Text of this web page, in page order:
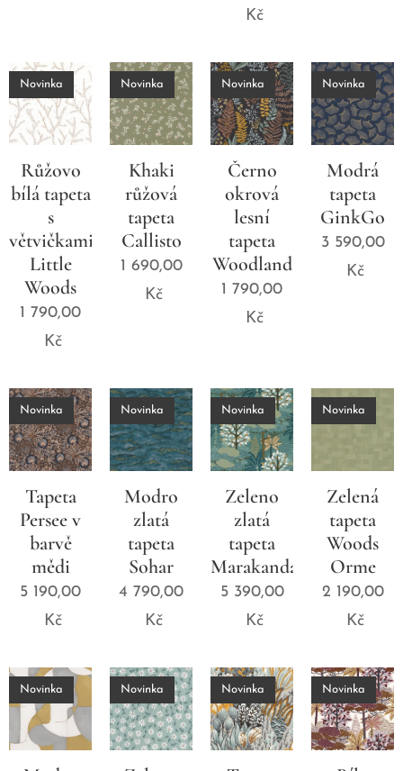
Kč
Růžovo
bílá tapeta
s
větvičkami
Little
Woods
Novinka
1 790,00
Kč
Khaki
růžová
tapeta
Callisto
Novinka
1 690,00
Kč
Černo
okrová
lesní
tapeta
Woodland
Novinka
1 790,00
Kč
Modrá
tapeta
GinkGo
Novinka
3 590,00
Kč
Tapeta
Persee v
barvě
mědi
Novinka
5 190,00
Kč
Modro
zlatá
tapeta
Sohar
Novinka
4 790,00
Kč
Zeleno
zlatá
tapeta
Marakanda
Novinka
5 390,00
Kč
Zelená
tapeta
Woods
Orme
Novinka
2 190,00
Kč
Novinka Novinka Novinka Novinka